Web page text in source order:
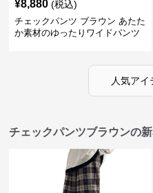
¥8,880 (税込)
チェックパンツ ブラウン あたた
か素材のゆったりワイドパンツ
人気ア
チェックパンツブラウンの